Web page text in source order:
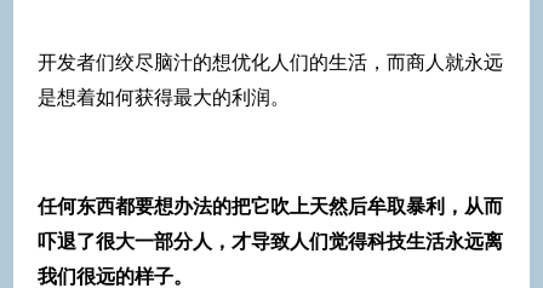
开发者们绞尽脑汁的想优化人们的生活，而商人就永远
是想着如何获得最大的利润。
任何东西都要想办法的把它吹上天然后牟取暴利，从而
吓退了很大一部分人，才导致人们觉得科技生活永远离
我们很远的样子。